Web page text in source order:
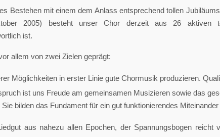
Bestehen mit einem dem Anlass entsprechend tollen
2005) besteht unser Chor derzeit aus 26
ist.
allem von zwei Zielen geprägt:
Möglichkeiten in erster Linie gute Chormusik produzieren.
ist uns Freude am gemeinsamen Musizieren sowie das
bilden das Fundament für ein gut funktionierendes
aus nahezu allen Epochen, der Spannungsbogen reicht